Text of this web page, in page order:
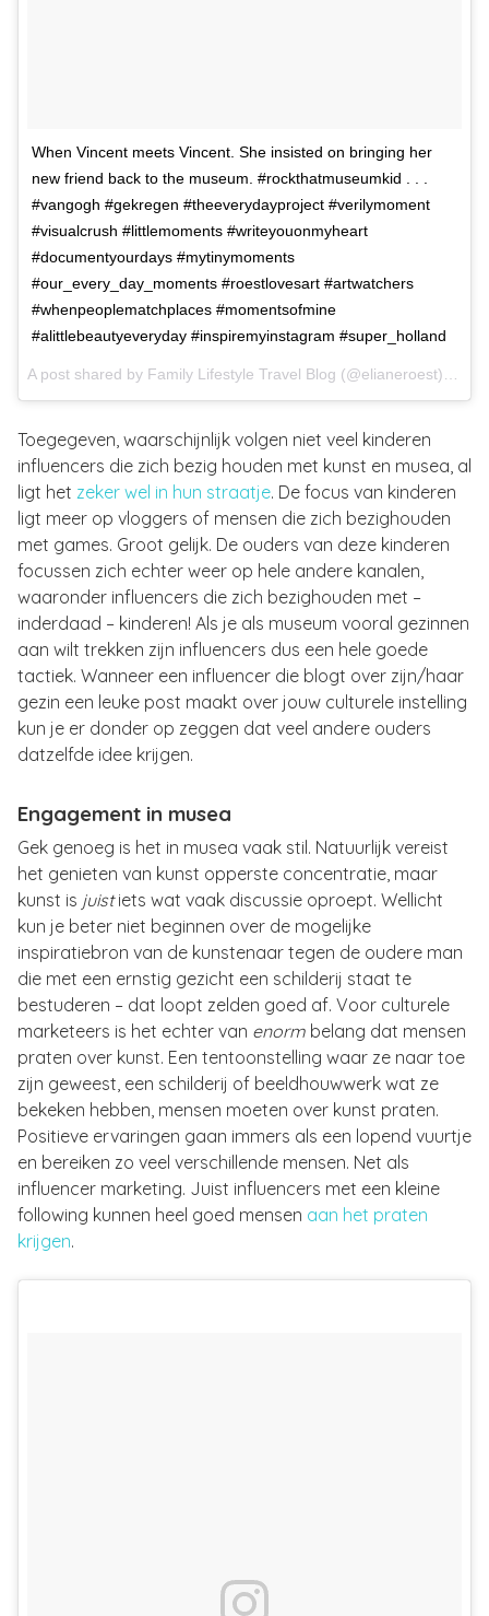
When Vincent meets Vincent. She insisted on bringing her
new friend back to the museum. #rockthatmuseumkid . . .
#vangogh #gekregen #theeverydayproject #verilymoment
#visualcrush #littlemoments #writeyouonmyheart
#documentyourdays #mytinymoments
#our_every_day_moments #roestlovesart #artwatchers
#whenpeoplematchplaces #momentsofmine
#alittlebeautyeveryday #inspiremyinstagram #super_holland
A post shared by Family Lifestyle Travel Blog (@elianeroest) on
Toegegeven, waarschijnlijk volgen niet veel kinderen
influencers die zich bezig houden met kunst en musea, al
ligt het zeker wel in hun straatje. De focus van kinderen
ligt meer op vloggers of mensen die zich bezighouden
met games. Groot gelijk. De ouders van deze kinderen
focussen zich echter weer op hele andere kanalen,
waaronder influencers die zich bezighouden met –
inderdaad – kinderen! Als je als museum vooral gezinnen
aan wilt trekken zijn influencers dus een hele goede
tactiek. Wanneer een influencer die blogt over zijn/haar
gezin een leuke post maakt over jouw culturele instelling
kun je er donder op zeggen dat veel andere ouders
datzelfde idee krijgen.
Engagement in musea
Gek genoeg is het in musea vaak stil. Natuurlijk vereist
het genieten van kunst opperste concentratie, maar
kunst is juistiets wat vaak discussie oproept. Wellicht
kun je beter niet beginnen over de mogelijke
inspiratiebron van de kunstenaar tegen de oudere man
die met een ernstig gezicht een schilderij staat te
bestuderen – dat loopt zelden goed af. Voor culturele
marketeers is het echter van enorm belang dat mensen
praten over kunst. Een tentoonstelling waar ze naar toe
zijn geweest, een schilderij of beeldhouwwerk wat ze
bekeken hebben, mensen moeten over kunst praten.
Positieve ervaringen gaan immers als een lopend vuurtje
en bereiken zo veel verschillende mensen. Net als
influencer marketing. Juist influencers met een kleine
following kunnen heel goed mensen aan het praten
krijgen.